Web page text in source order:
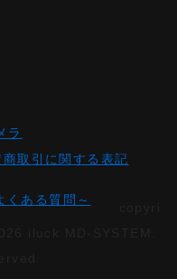
ラ
商取引に関する表記
くある質問～